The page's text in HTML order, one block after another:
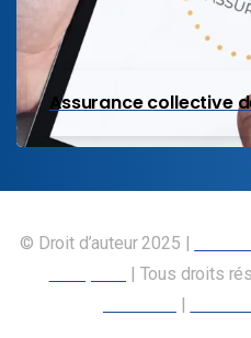
Assurance collective
© Droit d’auteur 2025 |
| Tous droits
|